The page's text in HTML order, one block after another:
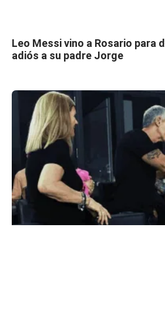
Leo Messi vino a Rosario para
adiós a su padre Jorge